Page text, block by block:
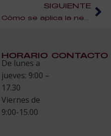
SIGUIENTE
HORARIO
De lunes a
jueves: 9:00 –
17.30
Viernes de
9:00-15.00
CONTACTO